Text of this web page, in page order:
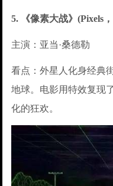
5. 《像素大战》(Pixels
主演：亚当·桑德勒
看点：外星人化身经典
地球。电影用特效复现
化的狂欢。